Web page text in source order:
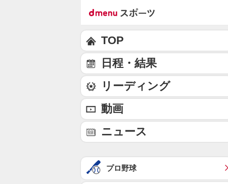
TOP
日程・結果
リーディング
動画
ニュース
プロ野球